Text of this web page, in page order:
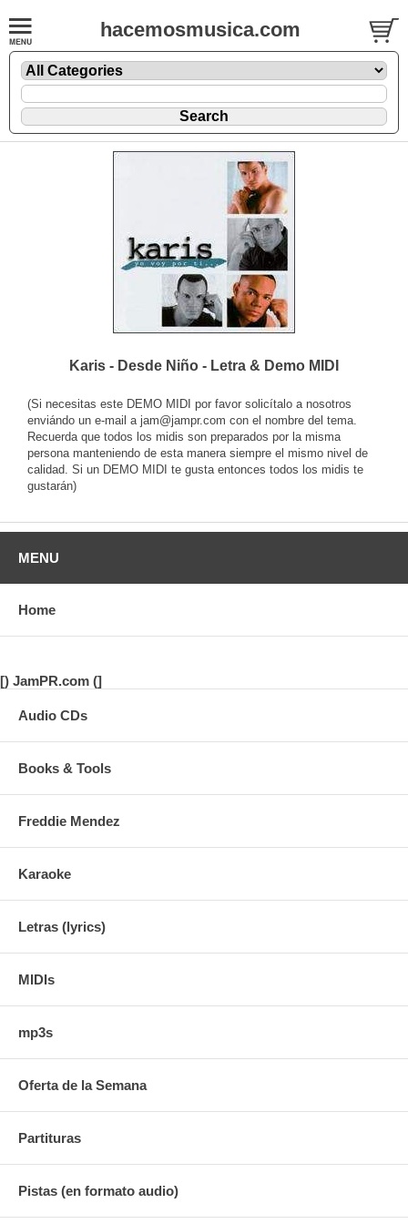
hacemosmusica.com
Karis - Desde Niño - Letra & Demo MIDI
(Si necesitas este DEMO MIDI por favor solicítalo a nosotros
enviándo un e-mail a jam@jampr.com con el nombre del tema.
Recuerda que todos los midis son preparados por la misma
persona manteniendo de esta manera siempre el mismo nivel de
calidad. Si un DEMO MIDI te gusta entonces todos los midis te
gustarán)
MENU
Home
[) JamPR.com (]
Audio CDs
Books & Tools
Freddie Mendez
Karaoke
Letras (lyrics)
MIDIs
mp3s
Oferta de la Semana
Partituras
Pistas (en formato audio)